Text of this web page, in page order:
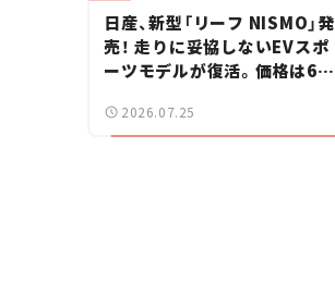
日産、新型「リーフ NISMO」発
売！ 走りに妥協しないEVスポ
ーツモデルが復活。価格は660
2026.07.25